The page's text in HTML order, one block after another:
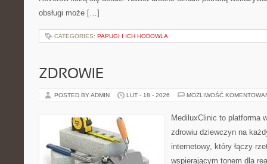
obsługi może […]
CATEGORIES: PAPUGI I ICH HODOWLA
ZDROWIE
POSTED BY ADMIN LUT - 18 - 2026 MOŻLIWOŚĆ
MediluxClinic to platforma
zdrowiu dziewczyn na
internetowy, który łączy
wspierającym tonem dla